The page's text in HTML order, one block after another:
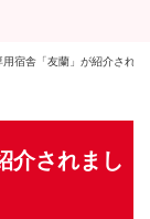
用宿舎「友蘭」が紹介されま
介されまし